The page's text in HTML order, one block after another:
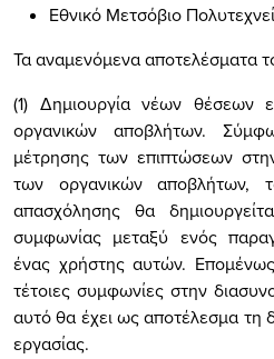
Εθνικό Μετσόβιο
Τα αναμενόμενα αποτελέσματα
(1) Δημιουργία νέων θέσεων
οργανικών αποβλήτων.
μέτρησης των επιπτώσεων
των οργανικών αποβλήτων,
απασχόλησης θα
συμφωνίας μεταξύ ενός
ένας χρήστης αυτών.
τέτοιες συμφωνίες στην
αυτό θα έχει ως αποτέλεσμα τη
εργασίας.